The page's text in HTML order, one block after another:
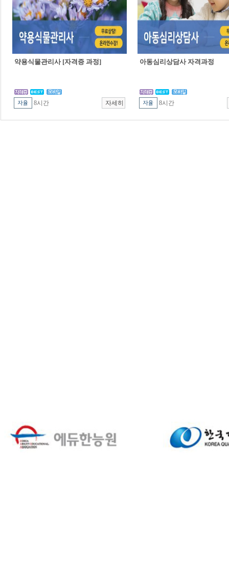
약용식물관리사 [자격증 과정]
8시간
아동심리상담사 자격과정
8시간